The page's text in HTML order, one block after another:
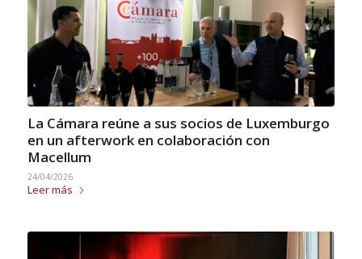
La Cámara reúne a sus socios de Luxemburgo
en un afterwork en colaboración con
Macellum
24/04/2026
Leer más